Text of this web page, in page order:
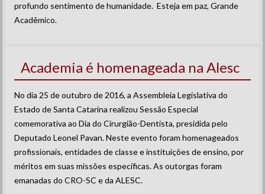
profundo sentimento de humanidade. Esteja em paz, Grande
Acadêmico.
Academia é homenageada na Alesc
No dia 25 de outubro de 2016, a Assembleia Legislativa do
Estado de Santa Catarina realizou Sessão Especial
comemorativa ao Dia do Cirurgião-Dentista, presidida pelo
Deputado Leonel Pavan. Neste evento foram homenageados
profissionais, entidades de classe e instituições de ensino, por
méritos em suas missões específicas. As outorgas foram
emanadas do CRO-SC e da ALESC.